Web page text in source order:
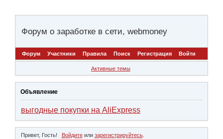
Форум о заработке в сети, webmoney
Форум Участники Правила Поиск Регистрация Войти
Активные темы
Объявление
выгодные покупки на AliExpress
Привет, Гость! Войдитеили зарегистрируйтесь.